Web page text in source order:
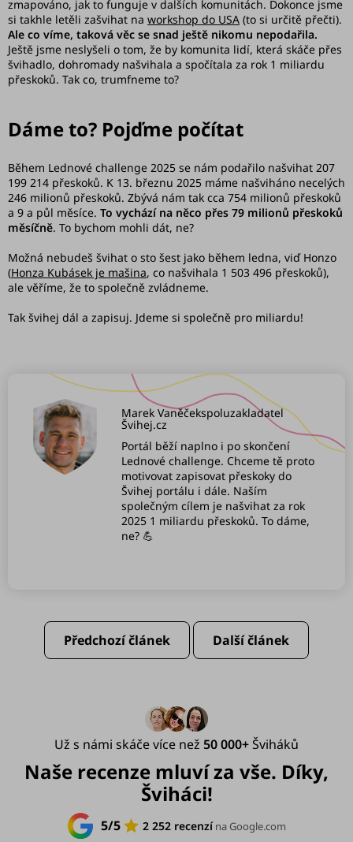
zmapováno, jak to funguje v dalších komunitách. Dokonce jsme
si takhle letěli zašvihat na workshop do USA (to si určitě přečti).
Ale co víme, taková věc se snad ještě nikomu nepodařila.
Ještě jsme neslyšeli o tom, že by komunita lidí, která skáče přes
švihadlo, dohromady našvihala a spočítala za rok 1 miliardu
přeskoků. Tak co, trumfneme to?
Dáme to? Pojďme počítat
Během Lednové challenge 2025 se nám podařilo našvihat 207
199 214 přeskoků. K 13. březnu 2025 máme našviháno necelých
246 milionů přeskoků. Zbývá nám tak cca 754 milionů přeskoků
a 9 a půl měsíce. To vychází na něco přes 79 milionů přeskoků
měsíčně. To bychom mohli dát, ne?
Možná nebudeš švihat o sto šest jako během ledna, viď Honzo
(Honza Kubásek je mašina, co našvihala 1 503 496 přeskoků),
ale věříme, že to společně zvládneme.
Tak švihej dál a zapisuj. Jdeme si společně pro miliardu!
Marek Vaněčekspoluzakladatel
Švihej.cz
Portál běží naplno i po skončení
Lednové challenge. Chceme tě proto
motivovat zapisovat přeskoky do
Švihej portálu i dále. Naším
společným cílem je našvihat za rok
2025 1 miliardu přeskoků. To dáme,
ne? 💪
Předchozí článek Další článek
Už s námi skáče více než 50 000+Šviháků
Naše recenze mluví za vše. Díky,
Šviháci!
5/5 2 252 recenzína Google.com